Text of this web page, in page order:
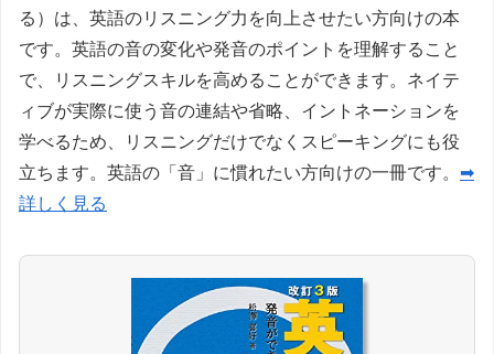
る）は、英語のリスニング力を向上させたい方向けの本
です。英語の音の変化や発音のポイントを理解すること
で、リスニングスキルを高めることができます。ネイテ
ィブが実際に使う音の連結や省略、イントネーションを
学べるため、リスニングだけでなくスピーキングにも役
立ちます。英語の「音」に慣れたい方向けの一冊です。 ➡
詳しく見る